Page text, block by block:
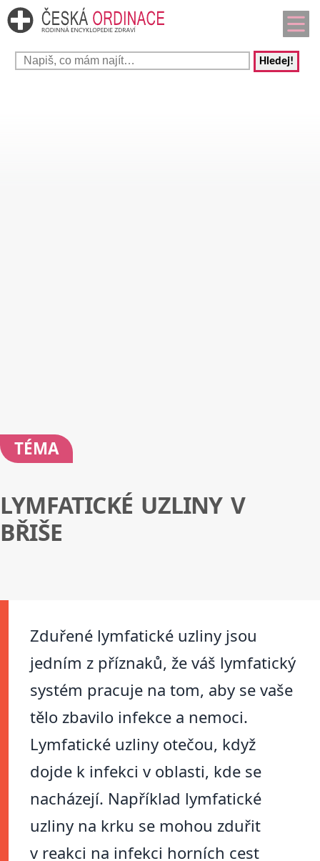
Hledej!
TÉMA
LYMFATICKÉ UZLINY V
BŘIŠE
Zduřené lymfatické uzliny jsou
jedním z příznaků, že váš lymfatický
systém pracuje na tom, aby se vaše
tělo zbavilo infekce a nemoci.
Lymfatické uzliny otečou, když
dojde k infekci v oblasti, kde se
nacházejí. Například lymfatické
uzliny na krku se mohou zduřit
v reakci na infekci horních cest